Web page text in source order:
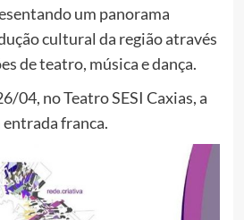
um panorama
cultural da região através
de teatro, música e dança.
04, no Teatro SESI Caxias, a
franca.